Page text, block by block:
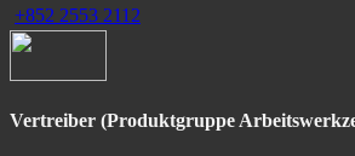
+852 2553 2112
Vertreiber (Produktgruppe